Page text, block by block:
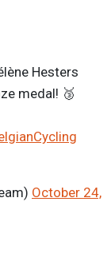
Hesters
medal! 🥉
October 24,